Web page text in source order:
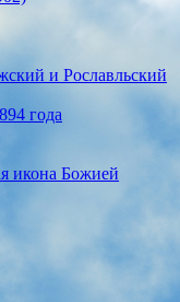
и Рославльский
года
икона Божией